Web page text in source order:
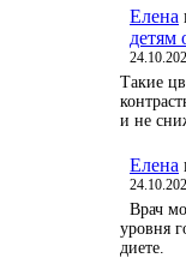
Елена
детям
Такие
и не
Елена
Врач
уровня
диете.